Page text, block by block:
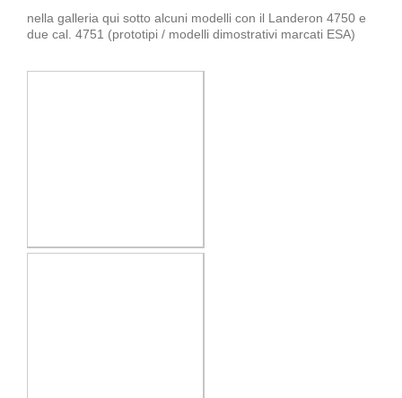
nella galleria qui sotto alcuni modelli con il Landeron 4750 e
due cal. 4751 (prototipi / modelli dimostrativi marcati ESA)